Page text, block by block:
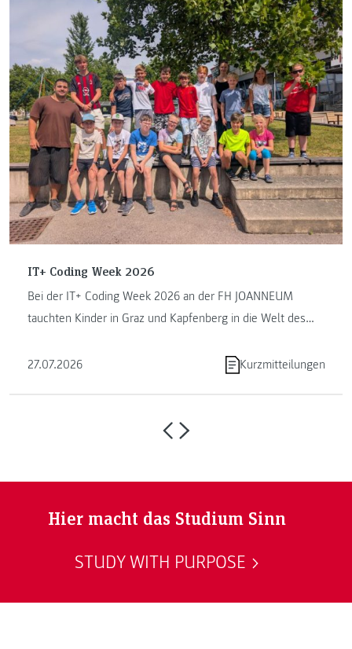
IT+ Coding Week 2026
Bei der IT+ Coding Week 2026 an der FH JOANNEUM
tauchten Kinder in Graz und Kapfenberg in die Welt des
27.07.2026
Kurzmitteilungen
Hier macht das Studium Sinn
STUDY WITH PURPOSE